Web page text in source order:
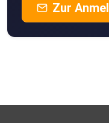
Zur